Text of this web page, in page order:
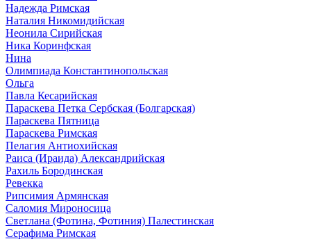
Надежда Римская
Наталия Никомидийская
Неонила Сирийская
Ника Коринфская
Нина
Олимпиада Константинопольская
Ольга
Павла Кесарийская
Параскева Петка Сербская (Болгарская)
Параскева Пятница
Параскева Римская
Пелагия Антиохийская
Раиса (Ираида) Александрийская
Рахиль Бородинская
Ревекка
Рипсимия Армянская
Саломия Мироносица
Светлана (Фотина, Фотиния) Палестинская
Серафима Римская